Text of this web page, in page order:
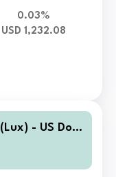
0.03%
USD 1,232.08
- US Dolla